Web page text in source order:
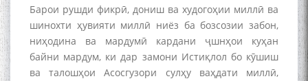
Барои рушди фикрӣ, дониш ва худогоҳии миллӣ ва
шинохти ҳувияти миллӣ ниёз ба бозсозии забон,
ниҳодина ва мардумӣ кардани ҷшнҳои куҳан
байни мардум, ки дар замони Истиқлол бо кӯшиш
ва талошҳои Асосгузори сулҳу ваҳдати миллӣ,
Сухбати навқаламон бо
Муъмин Қаноат\Meeting of
young talents with Mumyin
Kanoat